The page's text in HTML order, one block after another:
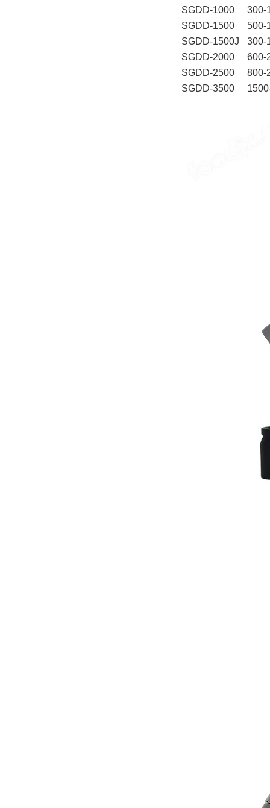
SGDD-1000
300-
SGDD-1500
500-
SGDD-1500J
300-
SGDD-2000
600-
SGDD-2500
800-
SGDD-3500